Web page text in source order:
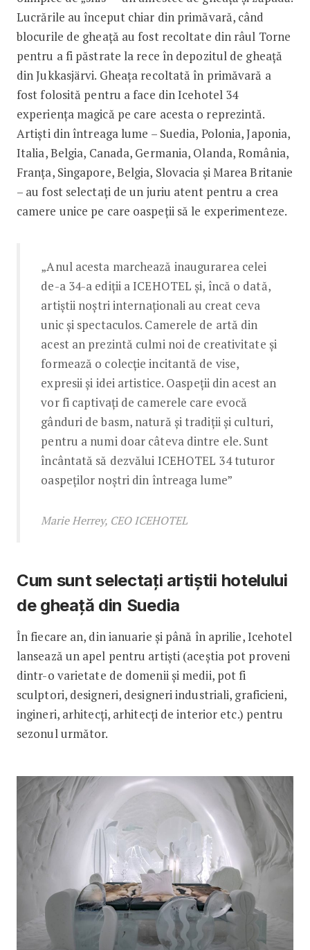
Lucrările au început chiar din primăvară, când
blocurile de gheață au fost recoltate din râul Torne
pentru a fi păstrate la rece în depozitul de gheață
din Jukkasjärvi. Gheața recoltată în primăvară a
fost folosită pentru a face din Icehotel 34
experiența magică pe care acesta o reprezintă.
Artiști din întreaga lume – Suedia, Polonia, Japonia,
Italia, Belgia, Canada, Germania, Olanda, România,
Franța, Singapore, Belgia, Slovacia și Marea Britanie
– au fost selectați de un juriu atent pentru a crea
camere unice pe care oaspeții să le experimenteze.
„Anul acesta marchează inaugurarea celei
de-a 34-a ediții a ICEHOTEL și, încă o dată,
artiștii noștri internaționali au creat ceva
unic și spectaculos. Camerele de artă din
acest an prezintă culmi noi de creativitate și
formează o colecție incitantă de vise,
expresii și idei artistice. Oaspeții din acest an
vor fi captivați de camerele care evocă
gânduri de basm, natură și tradiții și culturi,
pentru a numi doar câteva dintre ele. Sunt
încântată să dezvălui ICEHOTEL 34 tuturor
oaspeților noștri din întreaga lume”
Marie Herrey, CEO ICEHOTEL
Cum sunt selectați artiștii hotelului
de gheață din Suedia
În fiecare an, din ianuarie și până în aprilie, Icehotel
lansează un apel pentru artiști (aceștia pot proveni
dintr-o varietate de domenii și medii, pot fi
sculptori, designeri, designeri industriali, graficieni,
ingineri, arhitecți, arhitecți de interior etc.) pentru
sezonul următor.